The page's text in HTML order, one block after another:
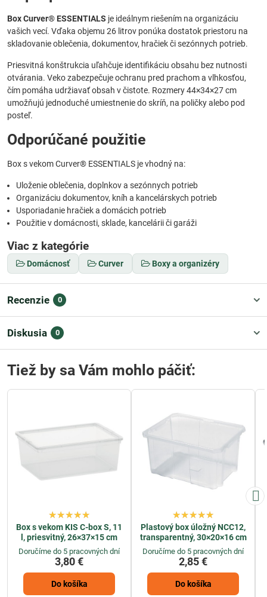
Box Curver® ESSENTIALS je ideálnym riešením na organizáciu
vašich vecí. Vďaka objemu 26 litrov ponúka dostatok priestoru na
skladovanie oblečenia, dokumentov, hračiek či sezónnych potrieb.
Priesvitná konštrukcia uľahčuje identifikáciu obsahu bez nutnosti
otvárania. Veko zabezpečuje ochranu pred prachom a vlhkosťou,
čím pomáha udržiavať obsah v čistote. Rozmery 44×34×27 cm
umožňujú jednoduché umiestnenie do skríň, na poličky alebo pod
posteľ.
Odporúčané použitie
Box s vekom Curver® ESSENTIALS je vhodný na:
Uloženie oblečenia, doplnkov a sezónnych potrieb
Organizáciu dokumentov, kníh a kancelárskych potrieb
Usporiadanie hračiek a domácich potrieb
Použitie v domácnosti, sklade, kancelárii či garáži
Viac z kategórie
Domácnosť Curver Boxy a organizéry
Recenzie 0
Diskusia 0
Tiež by sa Vám mohlo páčiť:
Box s vekom KIS C-box S, 11
l, priesvitný, 26×37×15 cm
Doručíme do 5 pracovných dní
3,80 €
Do košíka
Plastový box úložný NCC12,
transparentný, 30×20×16 cm
Doručíme do 5 pracovných dní
2,85 €
Do košíka